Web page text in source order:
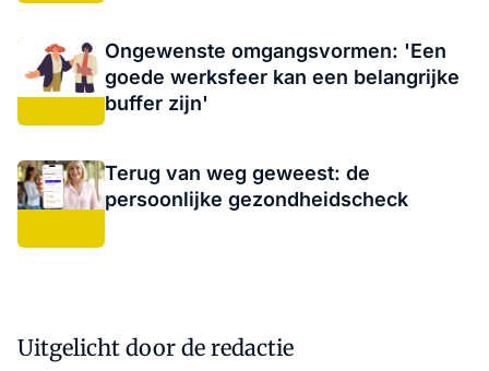
Ongewenste omgangsvormen: 'Een
goede werksfeer kan een belangrijke
buffer zijn'
Terug van weg geweest: de
persoonlijke gezondheidscheck
Uitgelicht door de redactie